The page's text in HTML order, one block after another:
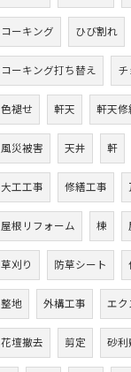
コーキング ひび割れ
コーキング打ち替え チ
色褪せ 軒天 軒天修
風災被害 天井 軒
大工工事 修繕工事
屋根リフォーム 棟
草刈り 防草シート
整地 外構工事 エク
花壇撤去 剪定 砂利